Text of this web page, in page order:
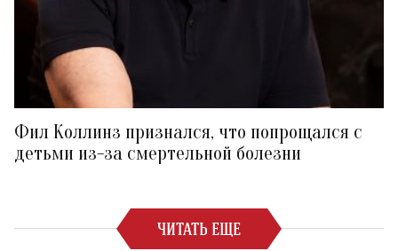
Фил Коллинз признался, что попрощался с
детьми из-за смертельной болезни
ЧИТАТЬ ЕЩЕ